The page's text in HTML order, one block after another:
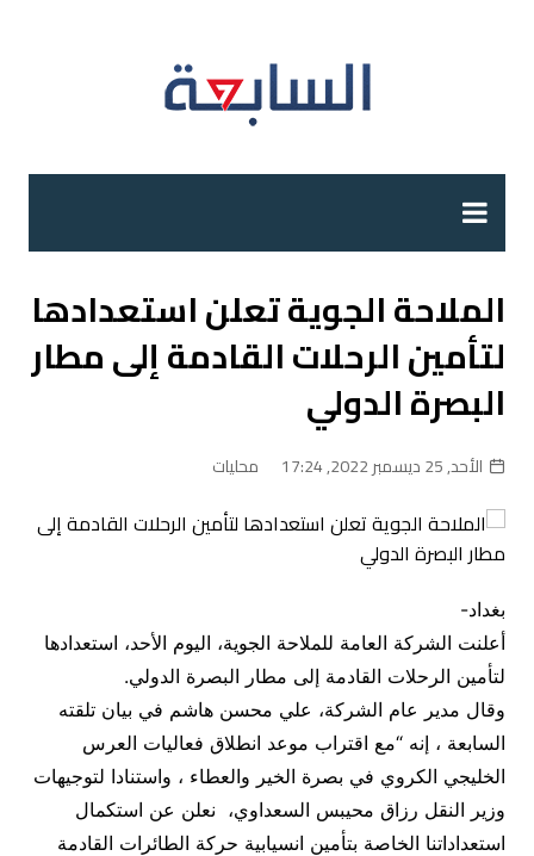
الملاحة الجوية تعلن استعدادها
لتأمين الرحلات القادمة إلى مطار
البصرة الدولي
الأحد, 25 ديسمبر 2022, 17:24 محليات
بغداد-
أعلنت الشركة العامة للملاحة الجوية، اليوم الأحد، استعدادها
لتأمين الرحلات القادمة إلى مطار البصرة الدولي.
وقال مدير عام الشركة، علي محسن هاشم في بيان تلقته
السابعة ، إنه “مع اقتراب موعد انطلاق فعاليات العرس
الخليجي الكروي في بصرة الخير والعطاء ، واستنادا لتوجيهات
وزير النقل رزاق محيبس السعداوي، نعلن عن استكمال
استعداداتنا الخاصة بتأمين انسيابية حركة الطائرات القادمة